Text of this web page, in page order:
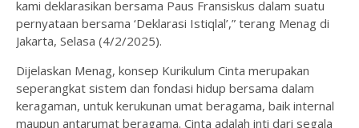
kami deklarasikan bersama Paus Fransiskus dalam suatu
pernyataan bersama ‘Deklarasi Istiqlal’,” terang Menag di
Jakarta, Selasa (4/2/2025).
Dijelaskan Menag, konsep Kurikulum Cinta merupakan
seperangkat sistem dan fondasi hidup bersama dalam
keragaman, untuk kerukunan umat beragama, baik internal
maupun antarumat beragama. Cinta adalah inti dari segala